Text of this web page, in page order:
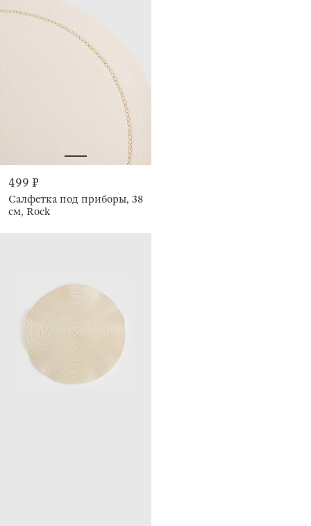
499 ₽
Салфетка под приборы, 38
см, Rock